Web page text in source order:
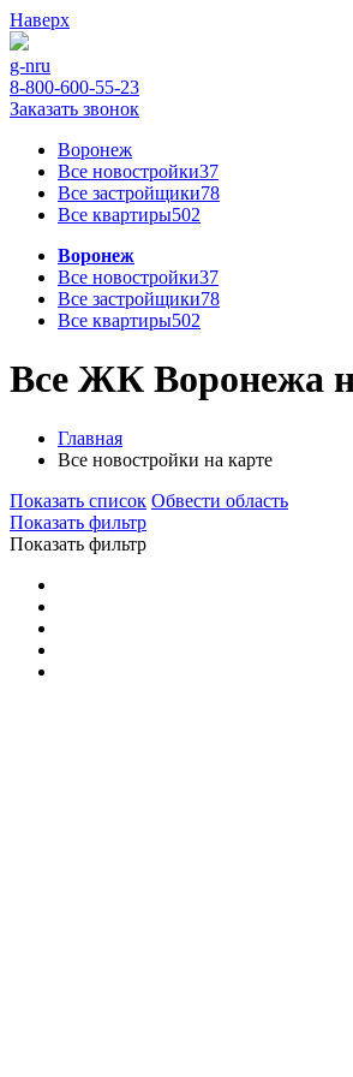
Наверх
g-nru
8-800-600-55-23
Заказать звонок
Воронеж
Все новостройки37
Все застройщики78
Все квартиры502
Воронеж
Все новостройки37
Все застройщики78
Все квартиры502
Все ЖК Воронежа
Главная
Все новостройки на карте
Показать список Обвести область
Показать фильтр
Показать фильтр